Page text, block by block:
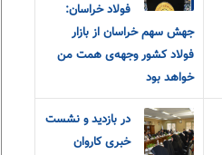
فولاد خراسان:
جهش سهم خراسان از بازار
فولاد کشور وجهه‌ی همت من
خواهد بود
در بازدید و نشست
خبری کاروان